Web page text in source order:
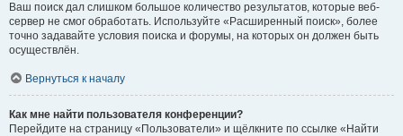
Ваш поиск дал слишком большое количество результатов, которые веб-
сервер не смог обработать. Используйте «Расширенный поиск», более
точно задавайте условия поиска и форумы, на которых он должен быть
осуществлён.
Вернуться к началу
Как мне найти пользователя конференции?
Перейдите на страницу «Пользователи» и щёлкните по ссылке «Найти